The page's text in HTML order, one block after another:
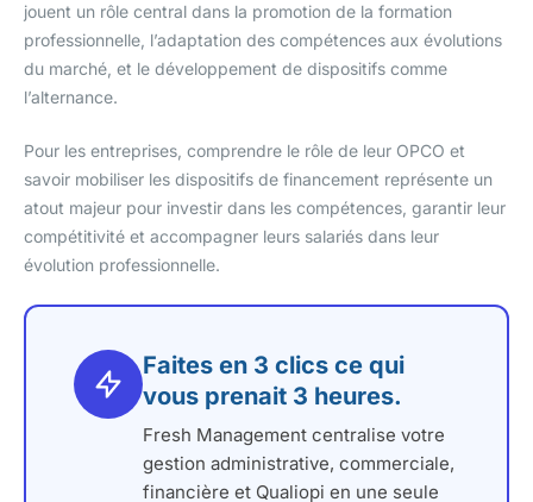
jouent un rôle central dans la promotion de la formation
professionnelle, l’adaptation des compétences aux évolutions
du marché, et le développement de dispositifs comme
l’alternance.
Pour les entreprises, comprendre le rôle de leur OPCO et
savoir mobiliser les dispositifs de financement représente un
atout majeur pour investir dans les compétences, garantir leur
compétitivité et accompagner leurs salariés dans leur
évolution professionnelle.
Faites en 3 clics ce qui
vous prenait 3 heures.
Fresh Management centralise votre
gestion administrative, commerciale,
financière et Qualiopi en une seule